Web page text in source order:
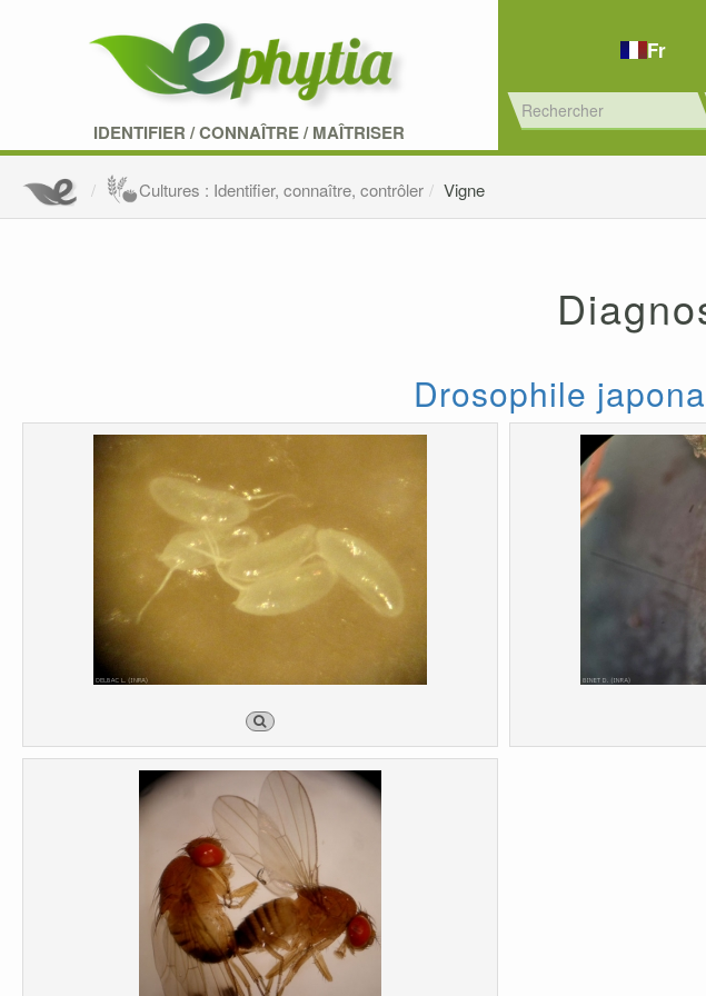
IDENTIFIER /CONNAÎTRE/MAÎTRISER
Fr
Cultures : Identifier, connaître, contrôler Vigne
Drosophile